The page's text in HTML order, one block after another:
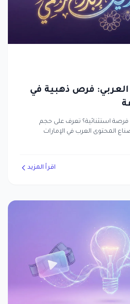
فرص ذهبية في
فرصة استثنائية؟ تعرف على حجم
المحتوى العرب في الإمارات
اقرأ المزيد